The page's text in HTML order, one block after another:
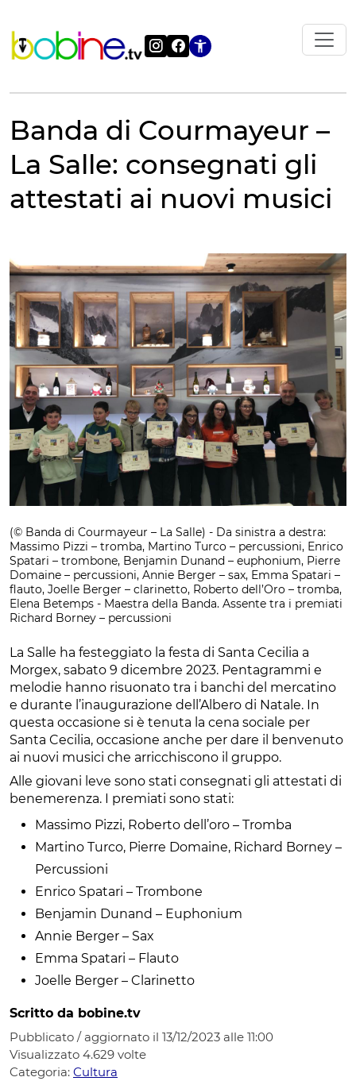
contenuto
Apri le
Banda di Courmayeur –
La Salle: consegnati gli
attestati ai nuovi musici
(© Banda di Courmayeur – La Salle) - Da sinistra a destra:
Massimo Pizzi – tromba, Martino Turco – percussioni, Enrico
Spatari – trombone, Benjamin Dunand – euphonium, Pierre
Domaine – percussioni, Annie Berger – sax, Emma Spatari –
flauto, Joelle Berger – clarinetto, Roberto dell’Oro – tromba,
Elena Betemps - Maestra della Banda. Assente tra i premiati
Richard Borney – percussioni
La Salle ha festeggiato la festa di Santa Cecilia a
Morgex, sabato 9 dicembre 2023. Pentagrammi e
melodie hanno risuonato tra i banchi del mercatino
e durante l’inaugurazione dell’Albero di Natale. In
questa occasione si è tenuta la cena sociale per
Santa Cecilia, occasione anche per dare il benvenuto
ai nuovi musici che arricchiscono il gruppo.
Alle giovani leve sono stati consegnati gli attestati di
benemerenza. I premiati sono stati:
Massimo Pizzi, Roberto dell’oro – Tromba
Martino Turco, Pierre Domaine, Richard Borney –
Percussioni
Enrico Spatari – Trombone
Benjamin Dunand – Euphonium
Annie Berger – Sax
Emma Spatari – Flauto
Joelle Berger – Clarinetto
Scritto da bobine.tv
Pubblicato / aggiornato il 13/12/2023 alle 11:00
Visualizzato 4.629 volte
Categoria: Cultura